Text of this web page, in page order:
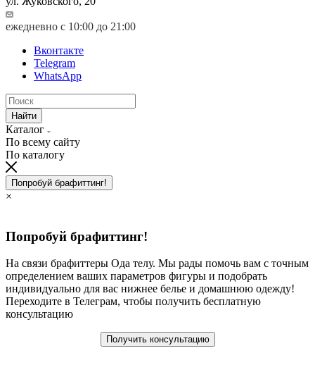
ежедневно с 10:00 до 21:00
Вконтакте
Telegram
WhatsApp
Найти
Каталог
По всему сайту
По каталогу
Попробуй брафиттинг!
×
Попробуй брафиттинг!
На связи брафиттеры Ода телу. Мы рады помочь вам с точным
определением ваших параметров фигуры и подобрать
индивидуально для вас нижнее белье и домашнюю одежду!
Переходите в Телеграм, чтобы получить бесплатную
консультацию
Получить консультацию